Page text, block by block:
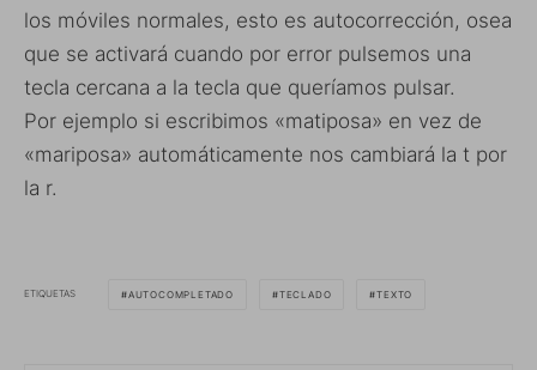
los móviles normales, esto es autocorrección, osea
que se activará cuando por error pulsemos una
tecla cercana a la tecla que queríamos pulsar.
Por ejemplo si escribimos «matiposa» en vez de
«mariposa» automáticamente nos cambiará la t por
la r.
ETIQUETAS AUTOCOMPLETADO TECLADO TEXTO